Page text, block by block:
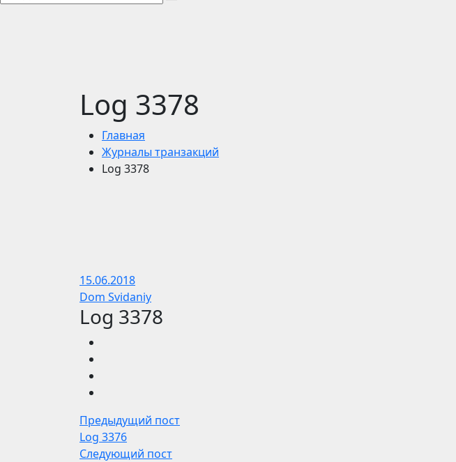
Log 3378
Главная
Журналы транзакций
Log 3378
15.06.2018
Dom Svidaniy
Log 3378
Предыдущий пост
Log 3376
Следующий пост